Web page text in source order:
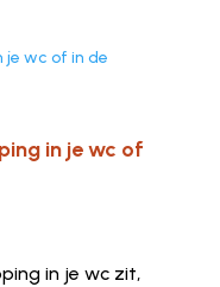
in je wc of
in je wc zit,